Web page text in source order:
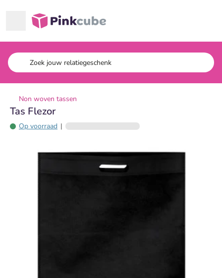
Pinkcube
Non woven tassen
Tas Flezor
Op voorraad |